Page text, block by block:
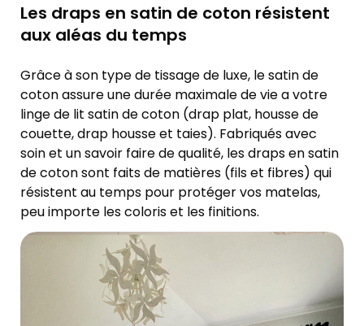
Les draps en satin de coton résistent
aux aléas du temps
Grâce à son type de tissage de luxe, le satin de
coton assure une durée maximale de vie a votre
linge de lit satin de coton (drap plat, housse de
couette, drap housse et taies). Fabriqués avec
soin et un savoir faire de qualité, les draps en satin
de coton sont faits de matières (fils et fibres) qui
résistent au temps pour protéger vos matelas,
peu importe les coloris et les finitions.